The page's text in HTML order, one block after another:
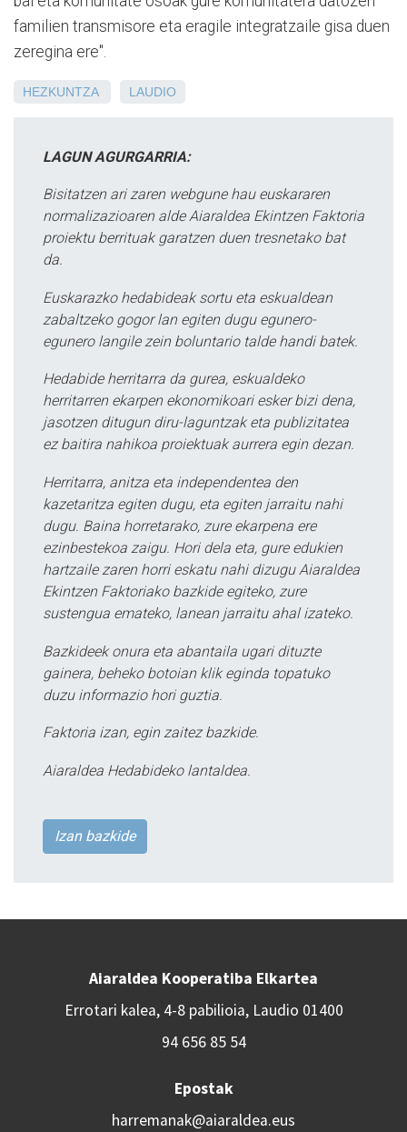
familien transmisore eta eragile integratzaile gisa duen
zeregina ere".
HEZKUNTZA LAUDIO
LAGUN AGURGARRIA:
Bisitatzen ari zaren webgune hau euskararen
normalizazioaren alde Aiaraldea Ekintzen Faktoria
proiektu berrituak garatzen duen tresnetako bat
da.
Euskarazko hedabideak sortu eta eskualdean
zabaltzeko gogor lan egiten dugu egunero-
egunero langile zein boluntario talde handi batek.
Hedabide herritarra da gurea, eskualdeko
herritarren ekarpen ekonomikoari esker bizi dena,
jasotzen ditugun diru-laguntzak eta publizitatea
ez baitira nahikoa proiektuak aurrera egin dezan.
Herritarra, anitza eta independentea den
kazetaritza egiten dugu, eta egiten jarraitu nahi
dugu. Baina horretarako, zure ekarpena ere
ezinbestekoa zaigu. Hori dela eta, gure edukien
hartzaile zaren horri eskatu nahi dizugu Aiaraldea
Ekintzen Faktoriako bazkide egiteko, zure
sustengua emateko, lanean jarraitu ahal izateko.
Bazkideek onura eta abantaila ugari dituzte
gainera, beheko botoian klik eginda topatuko
duzu informazio hori guztia.
Faktoria izan, egin zaitez bazkide.
Aiaraldea Hedabideko lantaldea.
Izan bazkide
Aiaraldea Kooperatiba Elkartea
Errotari kalea, 4-8 pabilioia, Laudio 01400
94 656 85 54
Epostak
harremanak@aiaraldea.eus